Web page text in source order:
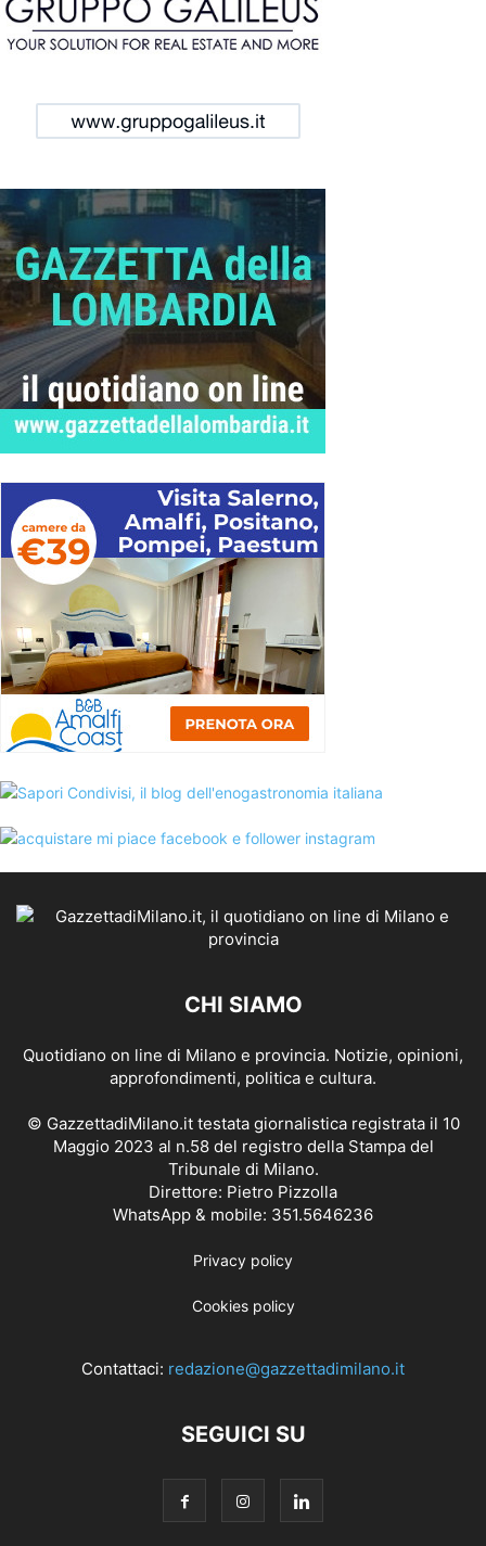
CHI SIAMO
Quotidiano on line di Milano e provincia. Notizie, opinioni,
approfondimenti, politica e cultura.
© GazzettadiMilano.it testata giornalistica registrata il 10
Maggio 2023 al n.58 del registro della Stampa del
Tribunale di Milano.
Direttore: Pietro Pizzolla
WhatsApp & mobile: 351.5646236
Privacy policy
Cookies policy
Contattaci: redazione@gazzettadimilano.it
SEGUICI SU